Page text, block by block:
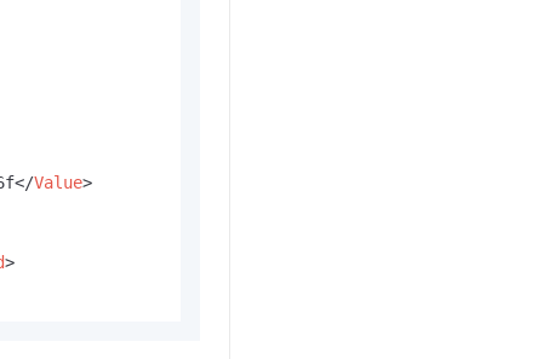
</Value>
>